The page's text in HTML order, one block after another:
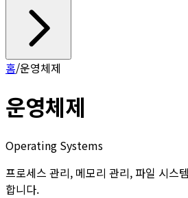
홈/운영체제
운영체제
Operating Systems
프로세스 관리, 메모리 관리, 파일 시스
합니다.